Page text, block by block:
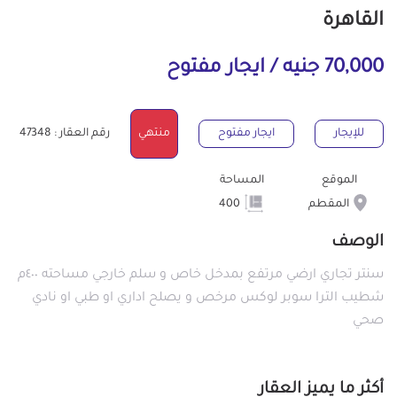
القاهرة
70,000 جنيه / ايجار مفتوح
للإيجار ايجار مفتوح منتهي رقم العقار : 47348
الموقع
المقطم
المساحة
الوصف
سنتر تجاري ارضي مرتفع بمدخل خاص و سلم خارجي مساحته ٤٠٠م
شطيب الترا سوبر لوكس مرخص و يصلح اداري او طبي او نادي
صحي
أكثر ما يميز العقار